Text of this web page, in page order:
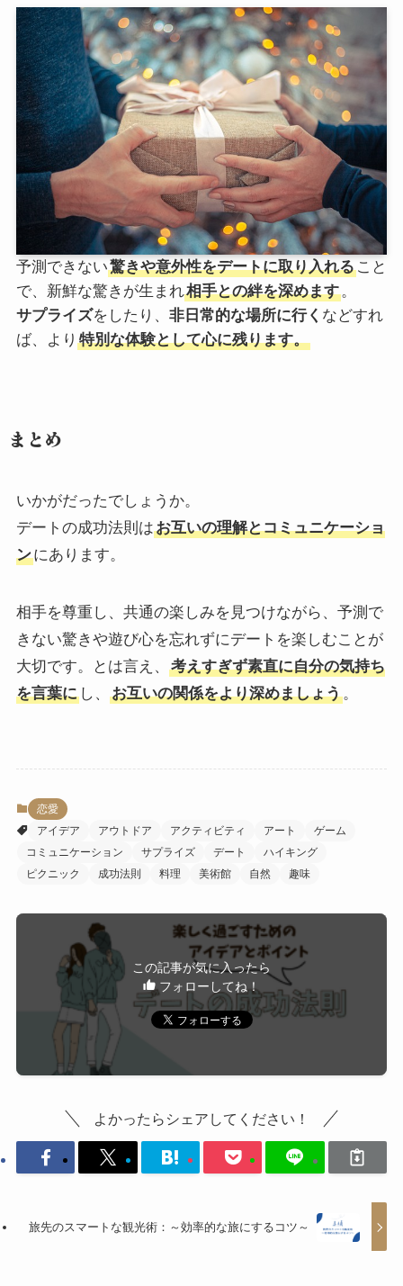
予測できない驚きや意外性をデートに取り入れること
で、新鮮な驚きが生まれ相手との絆を深めます。
サプライズをしたり、 非日常的な場所に行く などすれ
ば、より 特別な体験として心に残ります。
まとめ
いかがだったでしょうか。
デートの成功法則はお互いの理解とコミュニケーショ
ンにあります。
相手を尊重し、共通の楽しみを見つけながら、予測で
きない驚きや遊び心を忘れずにデートを楽しむことが
大切です。とは言え、
考えすぎず素直に自分の気持ち
を言葉にし、 お互いの関係をより深めましょう。
恋愛
アイデア
アウトドア アクティビティ アート
ゲーム
コミュニケーション
サプライズ デート
ハイキング
ピクニック
成功法則 料理 美術館 自然 趣味
この記事が気に入ったら
フォローしてね！
よかったらシェアしてください！
旅先のスマートな観光術：～効率的な旅にするコツ～